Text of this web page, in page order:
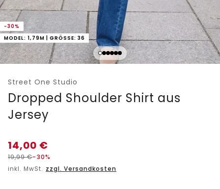
-30%
MODEL: 1,79M | GRÖSSE: 36
Street One Studio
Dropped Shoulder Shirt aus
Jersey
14,00 €
19,99€-30%
inkl. MwSt. zzgl. Versandkosten